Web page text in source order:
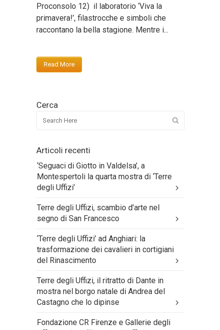
Proconsolo 12) il laboratorio ‘Viva la
primavera!’, filastrocche e simboli che
raccontano la bella stagione. Mentre i...
Read More
Cerca
Articoli recenti
‘Seguaci di Giotto in Valdelsa’, a
Montespertoli la quarta mostra di ‘Terre
degli Uffizi’
Terre degli Uffizi, scambio d’arte nel
segno di San Francesco
‘Terre degli Uffizi’ ad Anghiari: la
trasformazione dei cavalieri in cortigiani
del Rinascimento
Terre degli Uffizi, il ritratto di Dante in
mostra nel borgo natale di Andrea del
Castagno che lo dipinse
Fondazione CR Firenze e Gallerie degli